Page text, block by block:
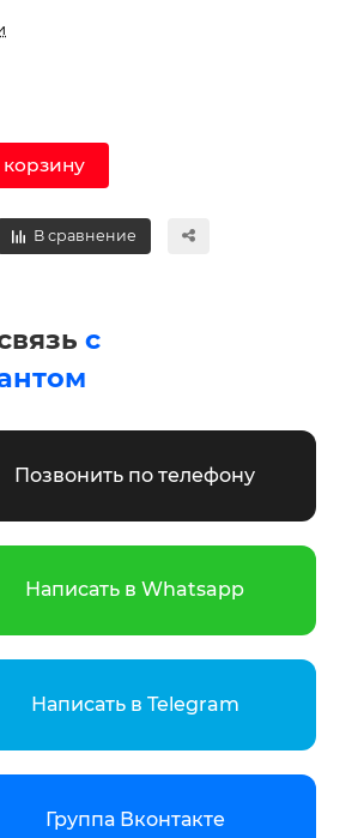
В сравнение
с
Позвонить по телефону
Написать в Whatsapp
Написать в Telegram
Группа Вконтакте